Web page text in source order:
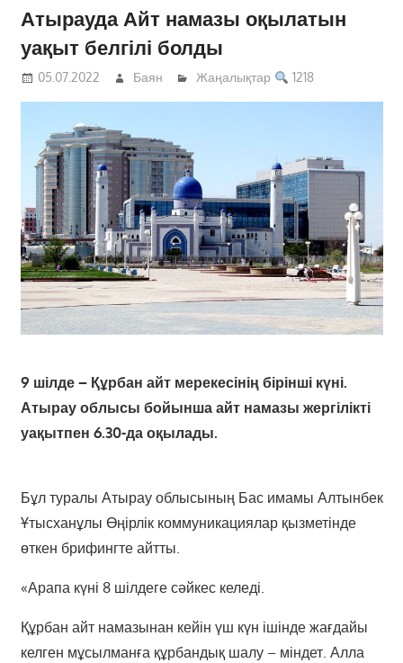
Атырауда Айт намазы оқылатын
уақыт белгілі болды
05.07.2022 Баян Жаңалықтар 1218
9 шілде – Құрбан айт мерекесінің бірінші күні.
Атырау облысы бойынша айт намазы жергілікті
уақытпен 6.30-да оқылады.
Бұл туралы Атырау облысының Бас имамы Алтынбек
Ұтысханұлы Өңірлік коммуникациялар қызметінде
өткен брифингте айтты.
«Арапа күні 8 шілдеге сәйкес келеді.
Құрбан айт намазынан кейін үш күн ішінде жағдайы
келген мұсылманға құрбандық шалу – міндет. Алла